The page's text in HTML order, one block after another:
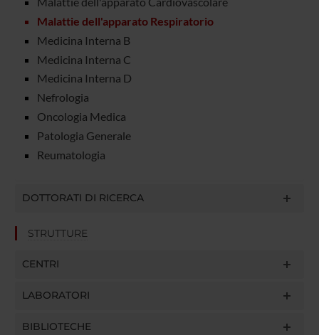
Malattie dell'apparato Respiratorio
Medicina Interna B
Medicina Interna C
Medicina Interna D
Nefrologia
Oncologia Medica
Patologia Generale
Reumatologia
DOTTORATI DI RICERCA
STRUTTURE
CENTRI
LABORATORI
BIBLIOTECHE